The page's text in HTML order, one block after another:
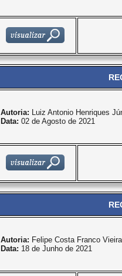
Autoria: Luiz Antonio Henriques
Data: 02 de Agosto de 2021
Autoria: Felipe Costa Franco Vieira
Data: 18 de Junho de 2021